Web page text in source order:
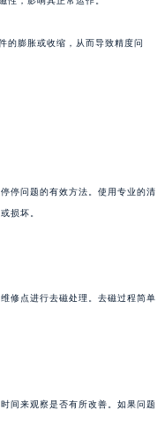
的膨胀或收缩，从而导致精度问
停问题的有效方法。使用专业的清
损坏。
修点进行去磁处理。去磁过程简单
间来观察是否有所改善。如果问题